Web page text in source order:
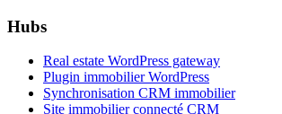
Hubs
Real estate WordPress gateway
Plugin immobilier WordPress
Synchronisation CRM immobilier
Site immobilier connecté CRM